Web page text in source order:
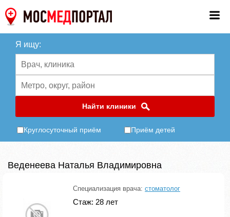
Я ищу:
Найти клиники
Круглосуточный приём Приём детей
Веденеева Наталья Владимировна
Специализация врача: стоматолог
Стаж: 28 лет